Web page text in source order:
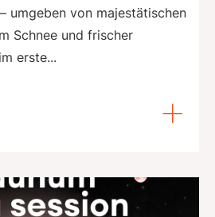
umgeben von majestätischen
Schnee und frischer
erste...